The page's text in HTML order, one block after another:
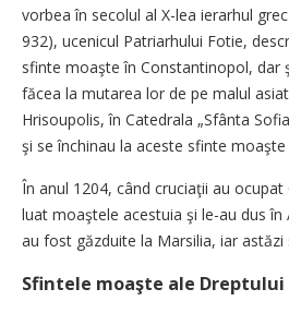
vorbea în secolul al X-lea ierarhul
932), ucenicul Patriarhului Fotie,
sfinte moaşte în Constantinopol, dar
făcea la mutarea lor de pe malul
Hrisoupolis, în Catedrala „Sfânta
şi se închinau la aceste sfinte
În anul 1204, când cruciaţii au
luat moaştele acestuia şi le-au dus în
au fost găzduite la Marsilia, iar astăzi
Sfintele moaşte ale Dreptului